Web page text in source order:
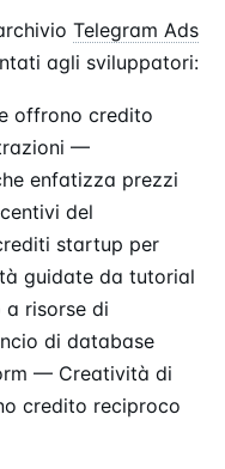
Telegram Ads
agli sviluppatori:
offrono credito
—
enfatizza prezzi
del
startup per
guidate da tutorial
a risorse di
di database
— Creatività di
credito reciproco